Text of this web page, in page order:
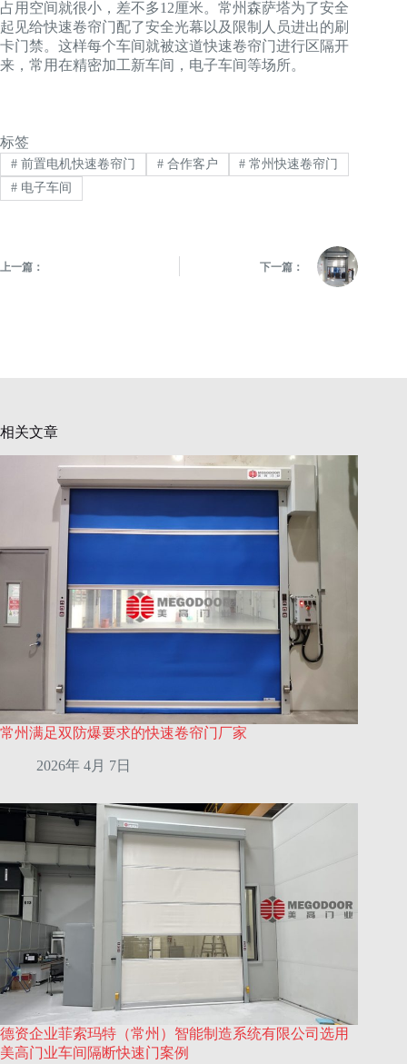
占用空间就很小，差不多12厘米。常州森萨塔为了安全
起见给快速卷帘门配了安全光幕以及限制人员进出的刷
卡门禁。这样每个车间就被这道快速卷帘门进行区隔开
来，常用在精密加工新车间，电子车间等场所。
标签
#前置电机快速卷帘门 #合作客户 # 常州快速卷帘门
#电子车间
上一篇： 下一篇：
相关文章
常州满足双防爆要求的快速卷帘门厂家
2026年 4月 7日
德资企业菲索玛特（常州）智能制造系统有限公司选用
美高门业车间隔断快速门案例